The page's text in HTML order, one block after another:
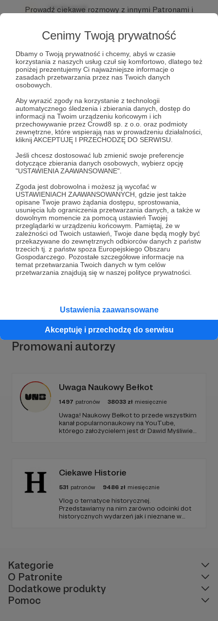
Cenimy Twoją prywatność
Dbamy o Twoją prywatność i chcemy, abyś w czasie
korzystania z naszych usług czuł się komfortowo, dlatego też
poniżej prezentujemy Ci najważniejsze informacje o
zasadach przetwarzania przez nas Twoich danych
osobowych.
Aby wyrazić zgody na korzystanie z technologii
automatycznego śledzenia i zbierania danych, dostęp do
informacji na Twoim urządzeniu końcowym i ich
przechowywanie przez Crowd8 sp. z o.o. oraz podmioty
zewnętrzne, które wspierają nas w prowadzeniu działalności,
kliknij AKCEPTUJĘ I PRZECHODZĘ DO SERWISU.
Jeśli chcesz dostosować lub zmienić swoje preferencje
dotyczące zbierania danych osobowych, wybierz opcję
"USTAWIENIA ZAAWANSOWANE".
Zgoda jest dobrowolna i możesz ją wycofać w
USTAWIENIACH ZAAWANSOWANYCH, gdzie jest także
opisane Twoje prawo żądania dostępu, sprostowania,
usunięcia lub ograniczenia przetwarzania danych, a także w
dowolnym momencie za pomocą ustawień Twojej
przeglądarki w urządzeniu końcowym. Pamiętaj, że w
zależności od Twoich ustawień, Twoje dane będą mogły być
przekazywane do zewnętrznych odbiorców danych z państw
trzecich tj. z państw spoza Europejskiego Obszaru
Gospodarczego. Pozostałe szczegółowe informacje na
temat przetwarzania Twoich danych w tym celów
przetwarzania znajdują się w naszej polityce prywatności.
Ustawienia zaawansowane
Akceptuję i przechodzę do serwisu
Użytkownik
Komentarz użytkownika
Odpowiedz
Użytkownik
3 dni temu
Komentarz użytkownika
Odpowiedz
Prowadź ciekawe rozmowy z innymi Patronami i
Zostań Patronem
Dołącz do grona Patronów!
Wesprzyj działalność AutoraMateusz Klinowski
teraz!
Promowani autorzy
Uwaga Naukowy Bełkot
1497 patronów 38033 zł miesięcznie
Uwaga! Naukowy Bełkot to przede wszystkim
kanał popularnonaukowy na YouTube,
którego założycielem jest dr Dawid Myśliwiec.
Ciekawe Historie
531 patronów 9486 zł miesięcznie
Vlog o tematyce historycznej.
Przedstawiamy na nim zarówno odcinki dot
historycznych wydarzeń jak i nieznane w
Kategorie
O Patronite
Dodatkowe produkty
Pomoc